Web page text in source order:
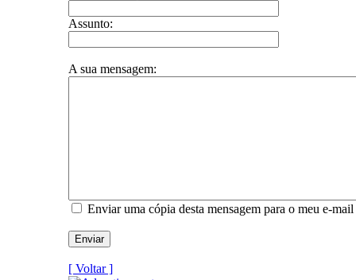
Assunto:
A sua mensagem:
Enviar uma cópia desta mensagem para o meu e-mail
[ Voltar ]